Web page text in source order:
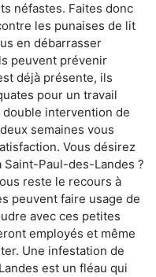
néfastes. Faites donc
les punaises de lit
en débarrasser
peuvent prévenir
déjà présente, ils
pour un travail
double intervention de
semaines vous
Vous désirez
Paul-des-Landes ?
reste le recours à
peuvent faire usage de
avec ces petites
employés et même
Une infestation de
est un fléau qui